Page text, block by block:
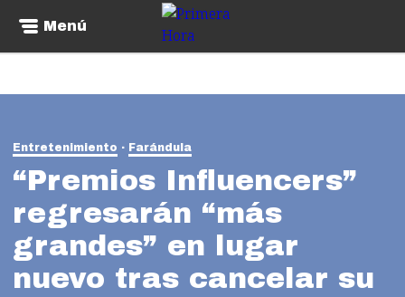
Menú
Entretenimiento Farándula
“Premios Influencers”
regresarán “más
grandes” en lugar
nuevo tras cancelar su